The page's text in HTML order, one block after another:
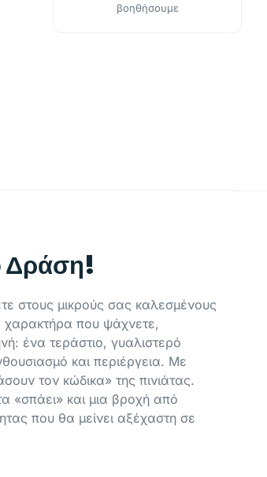
βοηθήσουμε
Δράση!
στους μικρούς σας καλεσμένους
χαρακτήρα που ψάχνετε,
ένα τεράστιο, γυαλιστερό
και περιέργεια. Με
τον κώδικα» της πινιάτας.
«σπάει» και μια βροχή από
που θα μείνει αξέχαστη σε